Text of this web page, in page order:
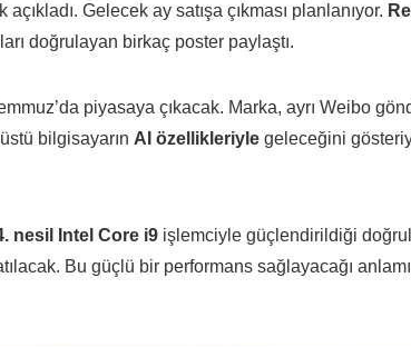
Gelecek ay satışa çıkması planlanıyor.
doğrulayan birkaç poster paylaştı.
piyasaya çıkacak. Marka, ayrı Weibo
bilgisayarın AI özellikleriyle geleceğini
nesil Intel Core i9 işlemciyle güçlendirildiği
Bu güçlü bir performans sağlayacağı